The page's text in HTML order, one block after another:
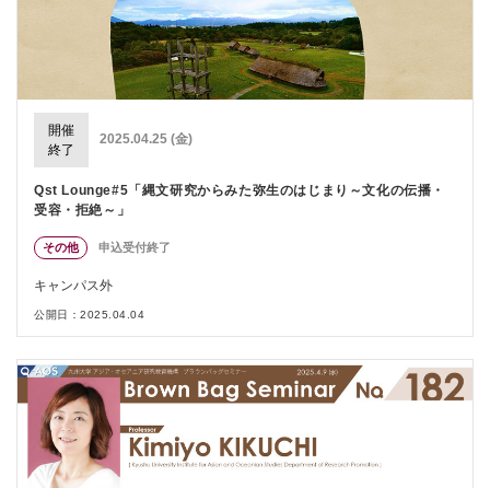
開催
終了
2025.04.25 (金)
Qst Lounge#5「縄文研究からみた弥生のはじまり～文化の伝播・
受容・拒絶～」
その他 申込受付終了
キャンパス外
公開日：2025.04.04